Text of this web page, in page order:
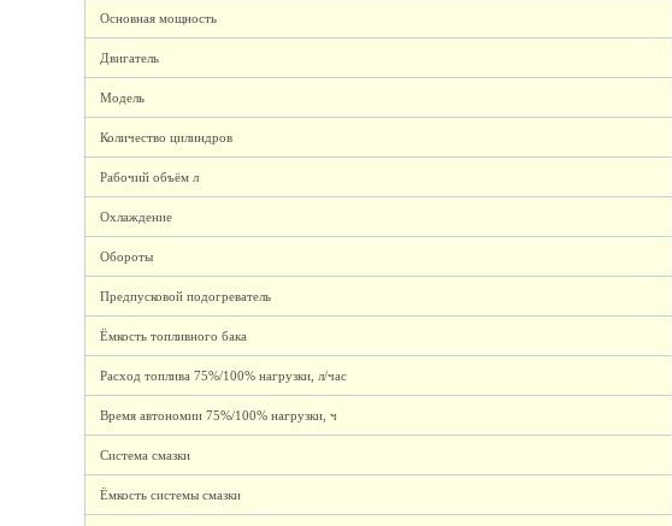
Основная мощность
Двигатель
Модель
Количество цилиндров
Рабочий объём л
Охлаждение
Обороты
Предпусковой подогреватель
Ёмкость топливного бака
Расход топлива 75%/100% нагрузки, л/час
Время автономии 75%/100% нагрузки, ч
Система смазки
Ёмкость системы смазки